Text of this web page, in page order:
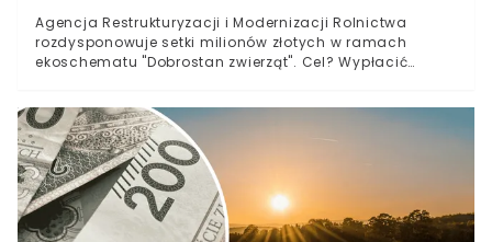
Agencja Restrukturyzacji i Modernizacji Rolnictwa
rozdysponowuje setki milionów złotych w ramach
ekoschematu "Dobrostan zwierząt". Cel? Wypłacić
ograniczony.